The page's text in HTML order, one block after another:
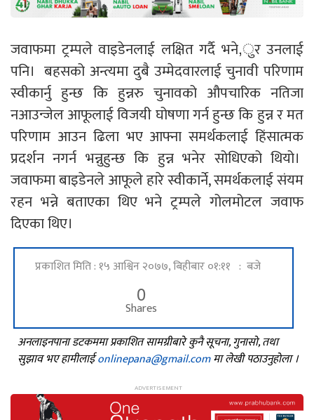
जवाफमा ट्रम्पले वाइडेनलाई लक्षित गर्दै भने,ुर उनलाई
पनि। बहसको अन्त्यमा दुबै उम्मेदवारलाई चुनावी परिणाम
स्वीकार्नु हुन्छ कि हुन्नरु चुनावको औपचारिक नतिजा
नआउन्जेल आफूलाई विजयी घोषणा गर्न हुन्छ कि हुन्न र मत
परिणाम आउन ढिला भए आफ्ना समर्थकलाई हिंसात्मक
प्रदर्शन नगर्न भन्नुहुन्छ कि हुन्न भनेर सोधिएको थियो।
जवाफमा बाइडेनले आफूले हारे स्वीकार्ने, समर्थकलाई संयम
रहन भन्ने बताएका थिए भने ट्रम्पले गोलमोटल जवाफ
दिएका थिए।
प्रकाशित मिति : १५ आश्विन २०७७, बिहीबार ०१:११ : बजे
0
Shares
अनलाइनपाना डटकममा प्रकाशित सामग्रीबारे कुनै सूचना, गुनासो, तथा
सुझाव भए हामीलाईonlinepana@gmail.comमा लेखी पठाउनुहोला ।